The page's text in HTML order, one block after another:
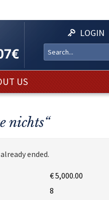
LOGIN
US
nichts“
ended.
€ 5,000.00
8